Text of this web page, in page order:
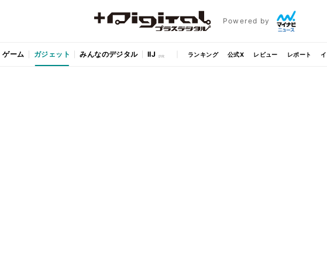
Powered by
ゲーム ガジェット みんなのデジタル IIJ ランキング 公式X レビュー レポート